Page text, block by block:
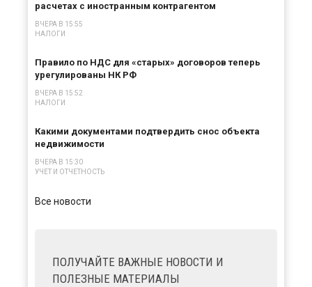
расчетах с иностранным контрагентом
ВЧЕРА В 15:55
НАЛОГИ
Правило по НДС для «старых» договоров теперь
урегулированы НК РФ
ВЧЕРА В 15:52
НАЛОГИ
Какими документами подтвердить снос объекта
недвижимости
ВЧЕРА В 15:30
УЧЕТ И ОТЧЕТНОСТЬ
Все новости
ПОЛУЧАЙТЕ ВАЖНЫЕ НОВОСТИ И
ПОЛЕЗНЫЕ МАТЕРИАЛЫ